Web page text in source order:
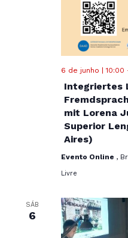
6 de junho | 10:00
Integriertes
mit Lorena
Superior
Aires)
Evento Online ,
Livre
SÁB
6